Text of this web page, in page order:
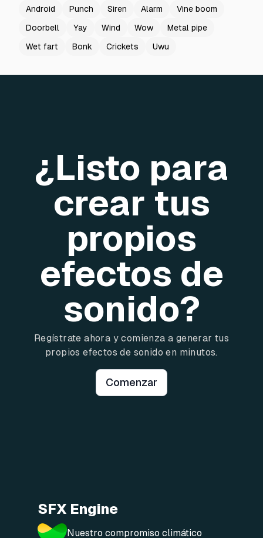
Android
Punch Siren Alarm
Vine boom
Doorbell
Yay Wind Wow
Metal pipe
Wet fart
Bonk Crickets Uwu
¿Listo para
crear tus
propios
efectos de
sonido?
Regístrate ahora y comienza a generar tus
propios efectos de sonido en minutos.
Comenzar
SFX Engine
Nuestro compromiso climático